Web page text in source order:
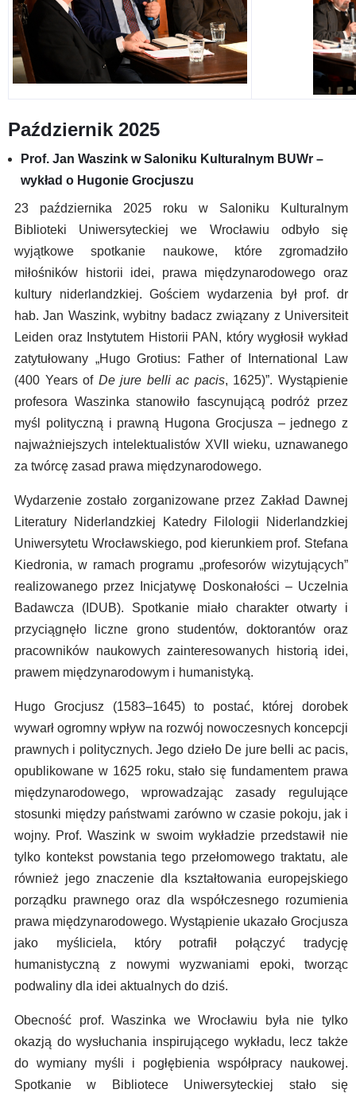
Październik 2025
Prof. Jan Waszink w Saloniku Kulturalnym BUWr –
wykład o Hugonie Grocjuszu
23 października 2025 roku w Saloniku Kulturalnym
Biblioteki Uniwersyteckiej we Wrocławiu odbyło się
wyjątkowe spotkanie naukowe, które zgromadziło
miłośników historii idei, prawa międzynarodowego oraz
kultury niderlandzkiej. Gościem wydarzenia był prof. dr
hab. Jan Waszink, wybitny badacz związany z Universiteit
Leiden oraz Instytutem Historii PAN, który wygłosił wykład
zatytułowany „Hugo Grotius: Father of International Law
(400 Years of De jure belli ac pacis, 1625)”. Wystąpienie
profesora Waszinka stanowiło fascynującą podróż przez
myśl polityczną i prawną Hugona Grocjusza – jednego z
najważniejszych intelektualistów XVII wieku, uznawanego
za twórcę zasad prawa międzynarodowego.
Wydarzenie zostało zorganizowane przez Zakład Dawnej
Literatury Niderlandzkiej Katedry Filologii Niderlandzkiej
Uniwersytetu Wrocławskiego, pod kierunkiem prof. Stefana
Kiedronia, w ramach programu „profesorów wizytujących”
realizowanego przez Inicjatywę Doskonałości – Uczelnia
Badawcza (IDUB). Spotkanie miało charakter otwarty i
przyciągnęło liczne grono studentów, doktorantów oraz
pracowników naukowych zainteresowanych historią idei,
prawem międzynarodowym i humanistyką.
Hugo Grocjusz (1583–1645) to postać, której dorobek
wywarł ogromny wpływ na rozwój nowoczesnych koncepcji
prawnych i politycznych. Jego dzieło De jure belli ac pacis,
opublikowane w 1625 roku, stało się fundamentem prawa
międzynarodowego, wprowadzając zasady regulujące
stosunki między państwami zarówno w czasie pokoju, jak i
wojny. Prof. Waszink w swoim wykładzie przedstawił nie
tylko kontekst powstania tego przełomowego traktatu, ale
również jego znaczenie dla kształtowania europejskiego
porządku prawnego oraz dla współczesnego rozumienia
prawa międzynarodowego. Wystąpienie ukazało Grocjusza
jako myśliciela, który potrafił połączyć tradycję
humanistyczną z nowymi wyzwaniami epoki, tworząc
podwaliny dla idei aktualnych do dziś.
Obecność prof. Waszinka we Wrocławiu była nie tylko
okazją do wysłuchania inspirującego wykładu, lecz także
do wymiany myśli i pogłębienia współpracy naukowej.
Spotkanie w Bibliotece Uniwersyteckiej stało się